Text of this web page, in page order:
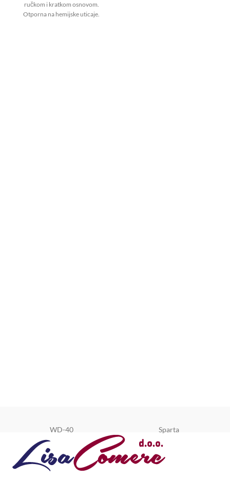
ručkom i kratkom osnovom.
Otporna na hemijske uticaje.
WD-40 Sparta